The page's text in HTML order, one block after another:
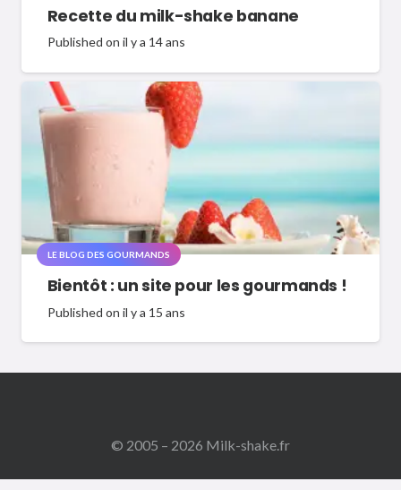
Recette du milk-shake banane
Published on il y a 14 ans
LE BLOG DES GOURMANDS
Bientôt : un site pour les gourmands !
Published on il y a 15 ans
© 2005 – 2026 Milk-shake.fr